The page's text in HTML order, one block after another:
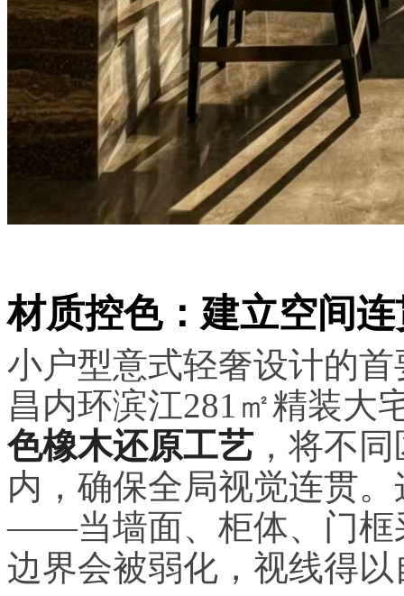
材质控色：建立空间
小户型意式轻奢设计的
昌内环滨江281㎡精装大
色橡木还原工艺 ，将不
内，确保全局视觉连贯
——当墙面、柜体、门框
边界会被弱化，视线得